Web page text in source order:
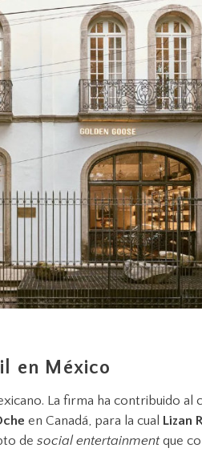
en México
La firma ha contribuido
en Canadá, para la cual Lizan
de social entertainmentque